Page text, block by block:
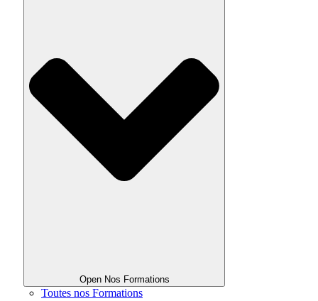
Open Nos Formations
Toutes nos Formations